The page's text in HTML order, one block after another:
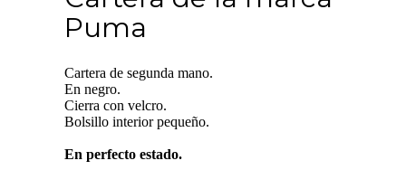
Puma
Cartera de segunda mano.
En negro.
Cierra con velcro.
Bolsillo interior pequeño.
En perfecto estado.